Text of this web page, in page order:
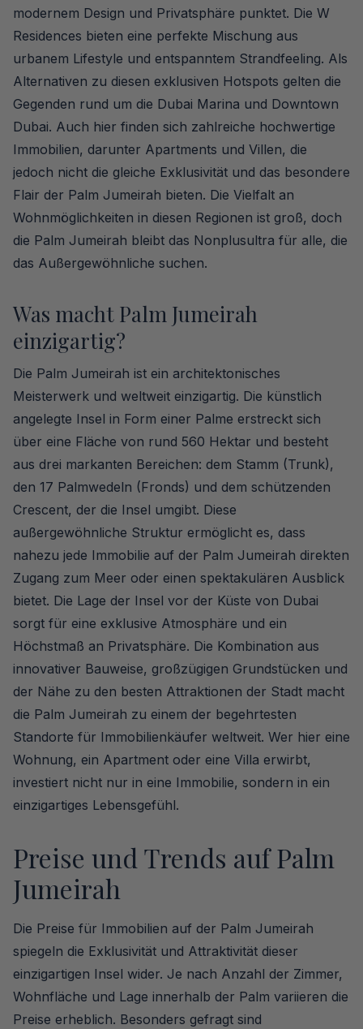
modernem Design und Privatsphäre punktet. Die W
Residences bieten eine perfekte Mischung aus
urbanem Lifestyle und entspanntem Strandfeeling. Als
Alternativen zu diesen exklusiven Hotspots gelten die
Gegenden rund um die Dubai Marina und Downtown
Dubai. Auch hier finden sich zahlreiche hochwertige
Immobilien, darunter Apartments und Villen, die
jedoch nicht die gleiche Exklusivität und das besondere
Flair der Palm Jumeirah bieten. Die Vielfalt an
Wohnmöglichkeiten in diesen Regionen ist groß, doch
die Palm Jumeirah bleibt das Nonplusultra für alle, die
das Außergewöhnliche suchen.
Was macht Palm Jumeirah
einzigartig?
Die Palm Jumeirah ist ein architektonisches
Meisterwerk und weltweit einzigartig. Die künstlich
angelegte Insel in Form einer Palme erstreckt sich
über eine Fläche von rund 560 Hektar und besteht
aus drei markanten Bereichen: dem Stamm (Trunk),
den 17 Palmwedeln (Fronds) und dem schützenden
Crescent, der die Insel umgibt. Diese
außergewöhnliche Struktur ermöglicht es, dass
nahezu jede Immobilie auf der Palm Jumeirah direkten
Zugang zum Meer oder einen spektakulären Ausblick
bietet. Die Lage der Insel vor der Küste von Dubai
sorgt für eine exklusive Atmosphäre und ein
Höchstmaß an Privatsphäre. Die Kombination aus
innovativer Bauweise, großzügigen Grundstücken und
der Nähe zu den besten Attraktionen der Stadt macht
die Palm Jumeirah zu einem der begehrtesten
Standorte für Immobilienkäufer weltweit. Wer hier eine
Wohnung, ein Apartment oder eine Villa erwirbt,
investiert nicht nur in eine Immobilie, sondern in ein
einzigartiges Lebensgefühl.
Preise und Trends auf Palm
Jumeirah
Die Preise für Immobilien auf der Palm Jumeirah
spiegeln die Exklusivität und Attraktivität dieser
einzigartigen Insel wider. Je nach Anzahl der Zimmer,
Wohnfläche und Lage innerhalb der Palm variieren die
Preise erheblich. Besonders gefragt sind